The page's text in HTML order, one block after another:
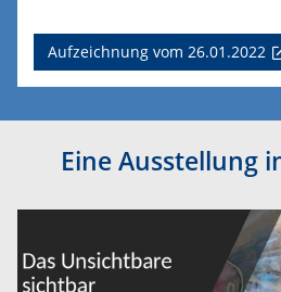
Aufzeichnung vom 26.01.2022
Eine Ausstellung